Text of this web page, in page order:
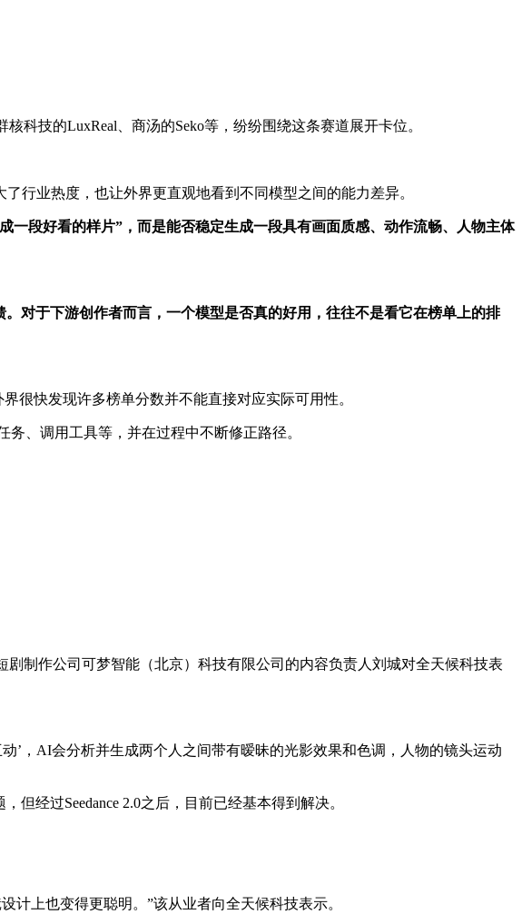
科技的LuxReal、商汤的Seko等，纷纷围绕这条赛道展开卡位。
行业热度，也让外界更直观地看到不同模型之间的能力差异。
段好看的样片”，而是能否稳定生成一段具有画面质感、动作流畅、人物主体
对于下游创作者而言，一个模型是否真的好用，往往不是看它在榜单上的排
很快发现许多榜单分数并不能直接对应实际可用性。
、调用工具等，并在过程中不断修正路径。
剧制作公司可梦智能（北京）科技有限公司的内容负责人刘城对全天候科技表
’，AI会分析并生成两个人之间带有暧昧的光影效果和色调，人物的镜头运动
经过Seedance 2.0之后，目前已经基本得到解决。
计上也变得更聪明。”该从业者向全天候科技表示。